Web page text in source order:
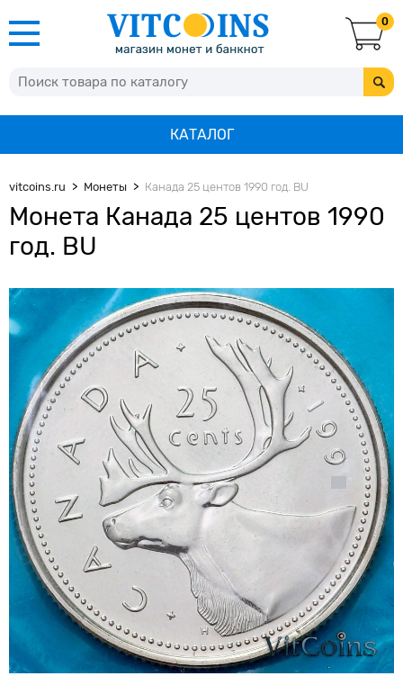
0
КАТАЛОГ
vitcoins.ru Монеты Канада 25 центов 1990 год. BU
Монета Канада 25 центов 1990
год. BU